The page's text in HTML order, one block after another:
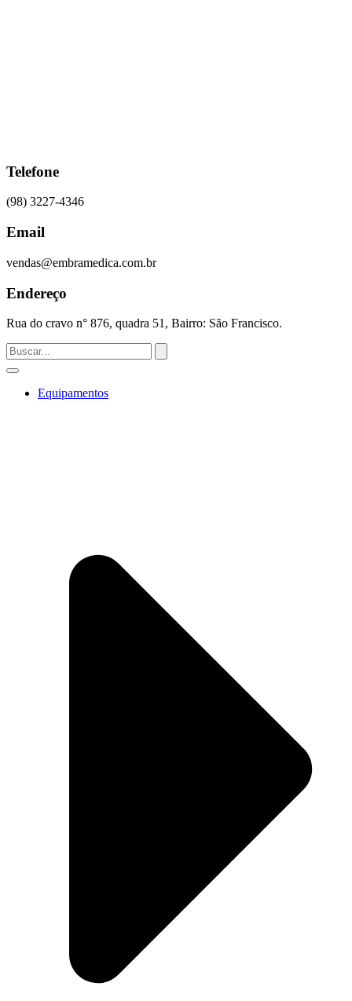
Telefone
(98) 3227-4346
Email
vendas@embramedica.com.br
Endereço
Rua do cravo n° 876, quadra 51, Bairro: São Francisco.
Equipamentos